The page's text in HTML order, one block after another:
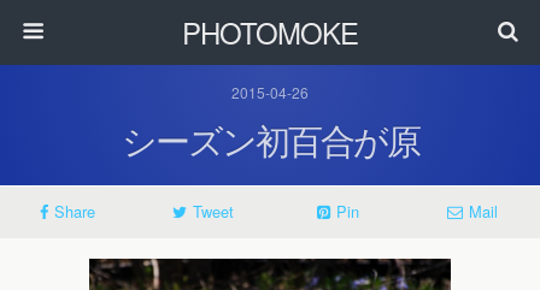
PHOTOMOKE
2015-04-26
シーズン初百合が原
Share Tweet Pin Mail